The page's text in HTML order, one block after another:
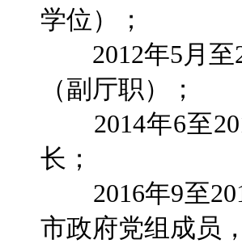
学位）；
2012年5月至
（副厅职）；
2014年6至
长；
2016年9至
市政府党组成员